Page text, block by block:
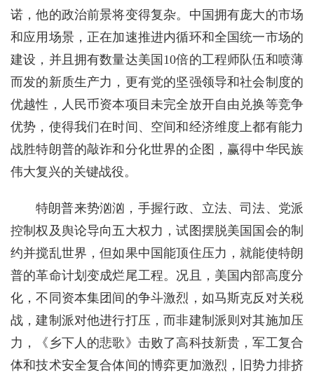
诺，他的政治前景将变得复杂。中国拥有庞大的市场
和应用场景，正在加速推进内循环和全国统一市场的
建设，并且拥有数量达美国10倍的工程师队伍和喷薄
而发的新质生产力，更有党的坚强领导和社会制度的
优越性，人民币资本项目未完全放开自由兑换等竞争
优势，使得我们在时间、空间和经济维度上都有能力
战胜特朗普的敲诈和分化世界的企图，赢得中华民族
伟大复兴的关键战役。
特朗普来势汹汹，手握行政、立法、司法、党派
控制权及舆论导向五大权力，试图摆脱美国国会的制
约并搅乱世界，但如果中国能顶住压力，就能使特朗
普的革命计划变成烂尾工程。况且，美国内部高度分
化，不同资本集团间的争斗激烈，如马斯克反对关税
战，建制派对他进行打压，而非建制派则对其施加压
力，《乡下人的悲歌》击败了高科技新贵，军工复合
体和技术安全复合体间的博弈更加激烈，旧势力排挤